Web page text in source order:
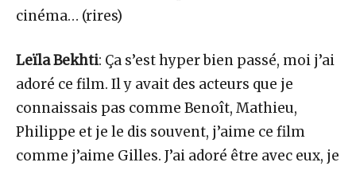
cinéma… (rires)
Leïla Bekhti: Ça s’est hyper bien passé, moi j’ai
adoré ce film. Il y avait des acteurs que je
connaissais pas comme Benoît, Mathieu,
Philippe et je le dis souvent, j’aime ce film
comme j’aime Gilles. J’ai adoré être avec eux, je